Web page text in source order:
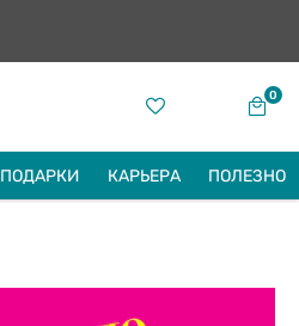
0
ПОДАРКИ КАРЬЕРА ПОЛЕЗНО